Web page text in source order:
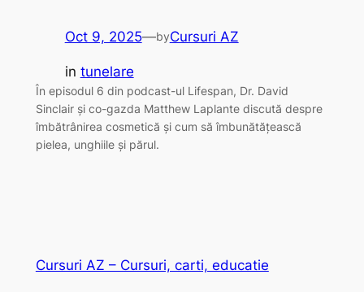
Oct 9, 2025—byCursuri AZ
in tunelare
În episodul 6 din podcast-ul Lifespan, Dr. David
Sinclair și co-gazda Matthew Laplante discută despre
îmbătrânirea cosmetică și cum să îmbunătățească
pielea, unghiile și părul.
Cursuri AZ – Cursuri, carti, educatie